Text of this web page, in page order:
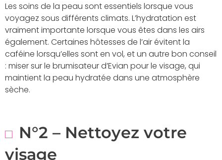
Les soins de la peau sont essentiels lorsque vous
voyagez sous différents climats. L’hydratation est
vraiment importante lorsque vous êtes dans les airs
également. Certaines hôtesses de l’air évitent la
caféine lorsqu’elles sont en vol, et un autre bon conseil
: miser sur le brumisateur d’Evian pour le visage, qui
maintient la peau hydratée dans une atmosphère
sèche.
N°2 – Nettoyez votre
visage